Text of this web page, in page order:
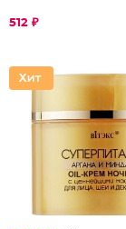
512 ₽